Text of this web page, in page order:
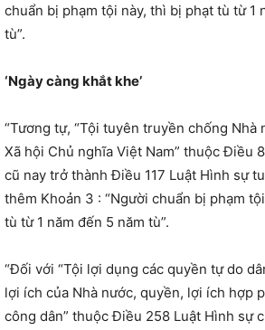
chuẩn bị phạm tội này, thì bị phạt tù từ 1
tù”.
‘Ngày càng khắt khe’
“Tương tự, “Tội tuyên truyền chống Nhà
Xã hội Chủ nghĩa Việt Nam” thuộc Điều
cũ nay trở thành Điều 117 Luật Hình sự
thêm Khoản 3 : “Người chuẩn bị phạm
tù từ 1 năm đến 5 năm tù”.
“Đối với “Tội lợi dụng các quyền tự do
lợi ích của Nhà nước, quyền, lợi ích hợp
công dân” thuộc Điều 258 Luật Hình sự